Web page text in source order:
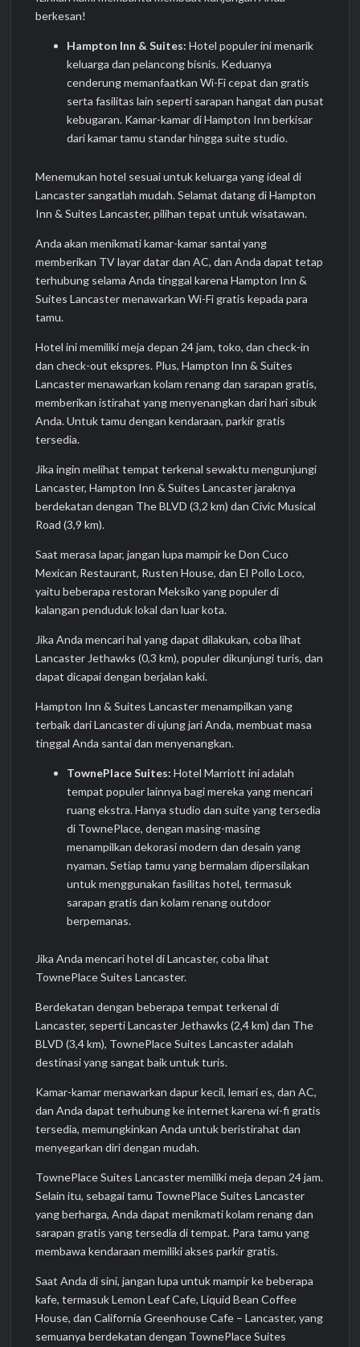
berkesan!
Hampton Inn & Suites: Hotel populer ini menarik
keluarga dan pelancong bisnis. Keduanya
cenderung memanfaatkan Wi-Fi cepat dan gratis
serta fasilitas lain seperti sarapan hangat dan pusat
kebugaran. Kamar-kamar di Hampton Inn berkisar
dari kamar tamu standar hingga suite studio.
Menemukan hotel sesuai untuk keluarga yang ideal di
Lancaster sangatlah mudah. Selamat datang di Hampton
Inn & Suites Lancaster, pilihan tepat untuk wisatawan.
Anda akan menikmati kamar-kamar santai yang
memberikan TV layar datar dan AC, dan Anda dapat tetap
terhubung selama Anda tinggal karena Hampton Inn &
Suites Lancaster menawarkan Wi-Fi gratis kepada para
tamu.
Hotel ini memiliki meja depan 24 jam, toko, dan check-in
dan check-out ekspres. Plus, Hampton Inn & Suites
Lancaster menawarkan kolam renang dan sarapan gratis,
memberikan istirahat yang menyenangkan dari hari sibuk
Anda. Untuk tamu dengan kendaraan, parkir gratis
tersedia.
Jika ingin melihat tempat terkenal sewaktu mengunjungi
Lancaster, Hampton Inn & Suites Lancaster jaraknya
berdekatan dengan The BLVD (3,2 km) dan Civic Musical
Road (3,9 km).
Saat merasa lapar, jangan lupa mampir ke Don Cuco
Mexican Restaurant, Rusten House, dan El Pollo Loco,
yaitu beberapa restoran Meksiko yang populer di
kalangan penduduk lokal dan luar kota.
Jika Anda mencari hal yang dapat dilakukan, coba lihat
Lancaster Jethawks (0,3 km), populer dikunjungi turis, dan
dapat dicapai dengan berjalan kaki.
Hampton Inn & Suites Lancaster menampilkan yang
terbaik dari Lancaster di ujung jari Anda, membuat masa
tinggal Anda santai dan menyenangkan.
TownePlace Suites: Hotel Marriott ini adalah
tempat populer lainnya bagi mereka yang mencari
ruang ekstra. Hanya studio dan suite yang tersedia
di TownePlace, dengan masing-masing
menampilkan dekorasi modern dan desain yang
nyaman. Setiap tamu yang bermalam dipersilakan
untuk menggunakan fasilitas hotel, termasuk
sarapan gratis dan kolam renang outdoor
berpemanas.
Jika Anda mencari hotel di Lancaster, coba lihat
TownePlace Suites Lancaster.
Berdekatan dengan beberapa tempat terkenal di
Lancaster, seperti Lancaster Jethawks (2,4 km) dan The
BLVD (3,4 km), TownePlace Suites Lancaster adalah
destinasi yang sangat baik untuk turis.
Kamar-kamar menawarkan dapur kecil, lemari es, dan AC,
dan Anda dapat terhubung ke internet karena wi-fi gratis
tersedia, memungkinkan Anda untuk beristirahat dan
menyegarkan diri dengan mudah.
TownePlace Suites Lancaster memiliki meja depan 24 jam.
Selain itu, sebagai tamu TownePlace Suites Lancaster
yang berharga, Anda dapat menikmati kolam renang dan
sarapan gratis yang tersedia di tempat. Para tamu yang
membawa kendaraan memiliki akses parkir gratis.
Saat Anda di sini, jangan lupa untuk mampir ke beberapa
kafe, termasuk Lemon Leaf Cafe, Liquid Bean Coffee
House, dan California Greenhouse Cafe – Lancaster, yang
semuanya berdekatan dengan TownePlace Suites